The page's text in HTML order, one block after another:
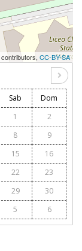
contributors, CC-BY-SA
Sab
Dom
1
2
8
9
15
16
22
23
29
30
5 6